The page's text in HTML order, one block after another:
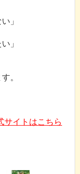
」
」
。
サイトはこちら